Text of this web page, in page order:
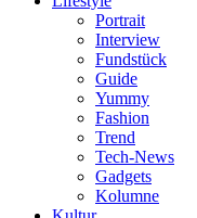
Portrait
Interview
Fundstück
Guide
Yummy
Fashion
Trend
Tech-News
Gadgets
Kolumne